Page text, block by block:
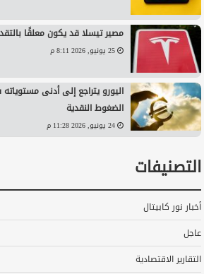
مصير تيسلا قد يكون معلقًا
25 يونيو, 2026 8:11 م
اليورو يتراجع إلى أدنى
الضغوط النقدية
24 يونيو, 2026 11:28 م
التصنيفات
أخبار نور كابيتال
عاجل
التقارير الاقتصادية